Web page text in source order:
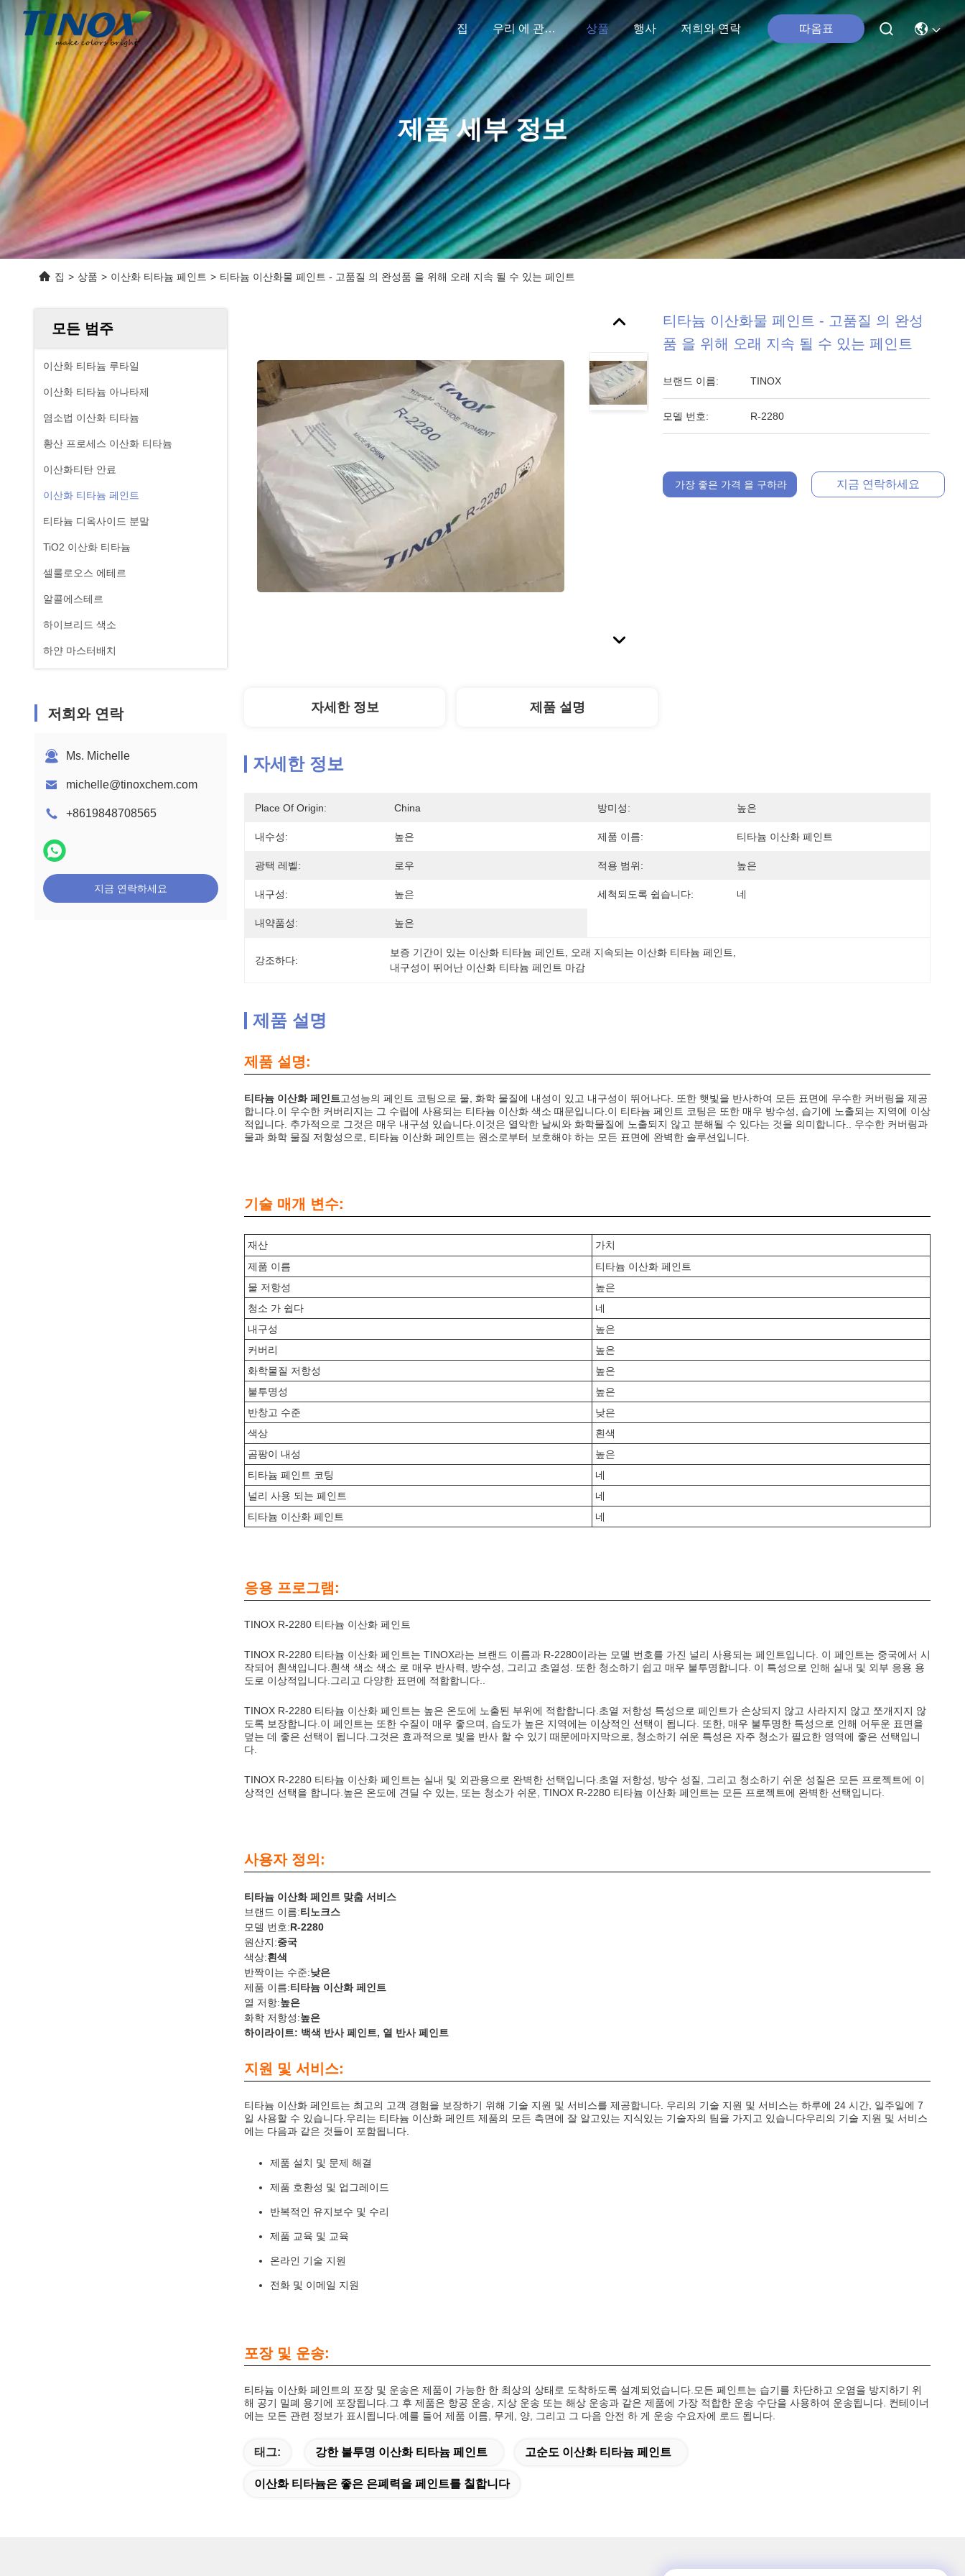
집 우리 에 관한 것 상품 행사 저희와 연락 따옴표
제품 세부 정보
집 > 상품 > 이산화 티타늄 페인트 > 티타늄 이산화물 페인트 - 고품질 의 완성품 을 위해 오래 지속 될 수 있는 페인트
모든 범주
이산화 티타늄 루타일
이산화 티타늄 아나타제
염소법 이산화 티타늄
황산 프로세스 이산화 티타늄
이산화티탄 안료
이산화 티타늄 페인트
티타늄 디옥사이드 분말
TiO2 이산화 티타늄
셀룰로오스 에테르
알콜에스테르
하이브리드 색소
하얀 마스터배치
저희와 연락
Ms. Michelle
michelle@tinoxchem.com
+8619848708565
지금 연락하세요
티타늄 이산화물 페인트 - 고품질 의 완성
품 을 위해 오래 지속 될 수 있는 페인트
브랜드 이름: TINOX
모델 번호: R-2280
가장 좋은 가격 을 구하라 지금 연락하세요
자세한 정보 제품 설명
자세한 정보
Place Of Origin: China 방미성: 높은
내수성: 높은 제품 이름: 티타늄 이산화 페인트
광택 레벨: 로우 적용 범위: 높은
내구성: 높은 세척되도록 쉽습니다: 네
내약품성: 높은
강조하다:
보증 기간이 있는 이산화 티타늄 페인트 오래 지속되는 이산화 티타늄 페인트
내구성이 뛰어난 이산화 티타늄 페인트 마감
제품 설명
제품 설명:
티타늄 이산화 페인트고성능의 페인트 코팅으로 물, 화학 물질에 내성이 있고 내구성이 뛰어나다. 또한 햇빛을 반사하여 모든 표면에 우수한 커버링을 제공
합니다.이 우수한 커버리지는 그 수립에 사용되는 티타늄 이산화 색소 때문입니다.이 티타늄 페인트 코팅은 또한 매우 방수성, 습기에 노출되는 지역에 이상
적입니다. 추가적으로 그것은 매우 내구성 있습니다.이것은 열악한 날씨와 화학물질에 노출되지 않고 분해될 수 있다는 것을 의미합니다.. 우수한 커버링과
물과 화학 물질 저항성으로, 티타늄 이산화 페인트는 원소로부터 보호해야 하는 모든 표면에 완벽한 솔루션입니다.
기술 매개 변수:
재산
가치
제품 이름
티타늄 이산화 페인트
물 저항성
높은
청소 가 쉽다
네
내구성
높은
커버리
높은
화학물질 저항성
높은
불투명성
높은
반창고 수준
낮은
색상
흰색
곰팡이 내성
높은
티타늄 페인트 코팅
네
널리 사용 되는 페인트
네
티타늄 이산화 페인트
네
응용 프로그램:
TINOX R-2280 티타늄 이산화 페인트
TINOX R-2280 티타늄 이산화 페인트는 TINOX라는 브랜드 이름과 R-2280이라는 모델 번호를 가진 널리 사용되는 페인트입니다. 이 페인트는 중국에서 시
작되어 흰색입니다.흰색 색소 색소 로 매우 반사력, 방수성, 그리고 초열성. 또한 청소하기 쉽고 매우 불투명합니다. 이 특성으로 인해 실내 및 외부 응용 용
도로 이상적입니다.그리고 다양한 표면에 적합합니다..
TINOX R-2280 티타늄 이산화 페인트는 높은 온도에 노출된 부위에 적합합니다.초열 저항성 특성으로 페인트가 손상되지 않고 사라지지 않고 쪼개지지 않
도록 보장합니다.이 페인트는 또한 수질이 매우 좋으며, 습도가 높은 지역에는 이상적인 선택이 됩니다. 또한, 매우 불투명한 특성으로 인해 어두운 표면을
덮는 데 좋은 선택이 됩니다.그것은 효과적으로 빛을 반사 할 수 있기 때문에마지막으로, 청소하기 쉬운 특성은 자주 청소가 필요한 영역에 좋은 선택입니
다.
TINOX R-2280 티타늄 이산화 페인트는 실내 및 외관용으로 완벽한 선택입니다.초열 저항성, 방수 성질, 그리고 청소하기 쉬운 성질은 모든 프로젝트에 이
상적인 선택을 합니다.높은 온도에 견딜 수 있는, 또는 청소가 쉬운, TINOX R-2280 티타늄 이산화 페인트는 모든 프로젝트에 완벽한 선택입니다.
사용자 정의:
티타늄 이산화 페인트 맞춤 서비스
브랜드 이름:티노크스
모델 번호:R-2280
원산지:중국
색상:흰색
반짝이는 수준:낮은
제품 이름:티타늄 이산화 페인트
열 저항:높은
화학 저항성:높은
하이라이트: 백색 반사 페인트, 열 반사 페인트
지원 및 서비스:
티타늄 이산화 페인트는 최고의 고객 경험을 보장하기 위해 기술 지원 및 서비스를 제공합니다. 우리의 기술 지원 및 서비스는 하루에 24 시간, 일주일에 7
일 사용할 수 있습니다.우리는 티타늄 이산화 페인트 제품의 모든 측면에 잘 알고있는 지식있는 기술자의 팀을 가지고 있습니다우리의 기술 지원 및 서비스
에는 다음과 같은 것들이 포함됩니다.
제품 설치 및 문제 해결
제품 호환성 및 업그레이드
반복적인 유지보수 및 수리
제품 교육 및 교육
온라인 기술 지원
전화 및 이메일 지원
포장 및 운송:
티타늄 이산화 페인트의 포장 및 운송은 제품이 가능한 한 최상의 상태로 도착하도록 설계되었습니다.모든 페인트는 습기를 차단하고 오염을 방지하기 위
해 공기 밀폐 용기에 포장됩니다.그 후 제품은 항공 운송, 지상 운송 또는 해상 운송과 같은 제품에 가장 적합한 운송 수단을 사용하여 운송됩니다. 컨테이너
에는 모든 관련 정보가 표시됩니다.예를 들어 제품 이름, 무게, 양, 그리고 그 다음 안전 하 게 운송 수요자에 로드 됩니다.
태그: 강한 불투명 이산화 티타늄 페인트 고순도 이산화 티타늄 페인트
이산화 티타늄은 좋은 은폐력을 페인트를 칠합니다